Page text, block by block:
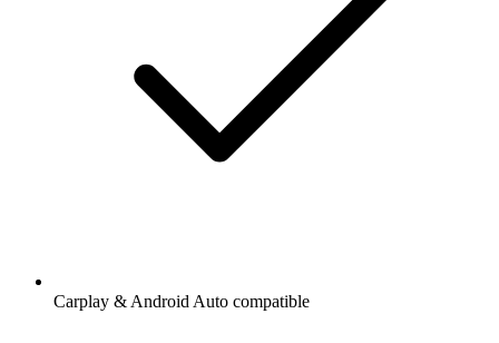
Carplay & Android Auto compatible